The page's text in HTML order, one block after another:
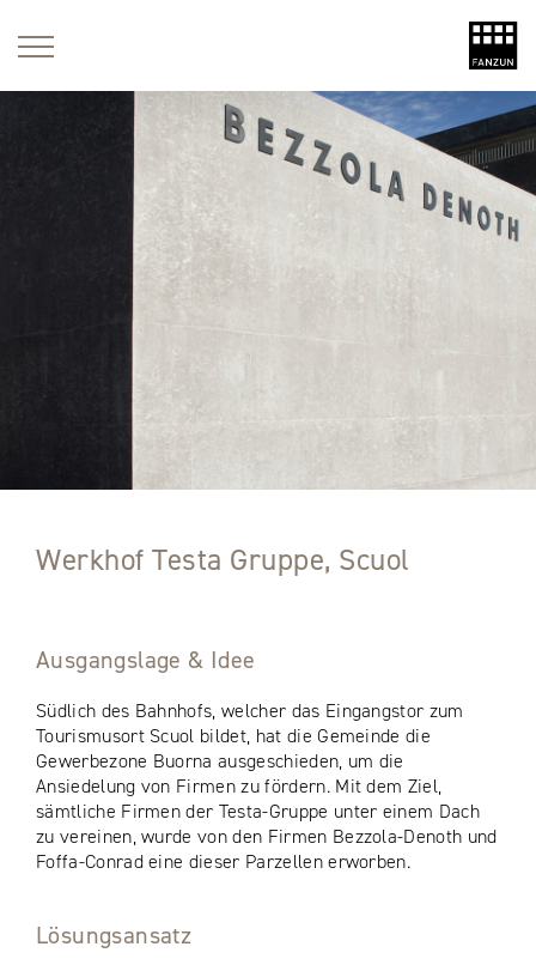
Werkhof Testa Gruppe, Scuol
Ausgangslage & Idee
Südlich des Bahnhofs, welcher das Eingangstor zum
Tourismusort Scuol bildet, hat die Gemeinde die
Gewerbezone Buorna ausgeschieden, um die
Ansiedelung von Firmen zu fördern. Mit dem Ziel,
sämtliche Firmen der Testa-Gruppe unter einem Dach
zu vereinen, wurde von den Firmen Bezzola-Denoth und
Foffa-Conrad eine dieser Parzellen erworben.
Lösungsansatz